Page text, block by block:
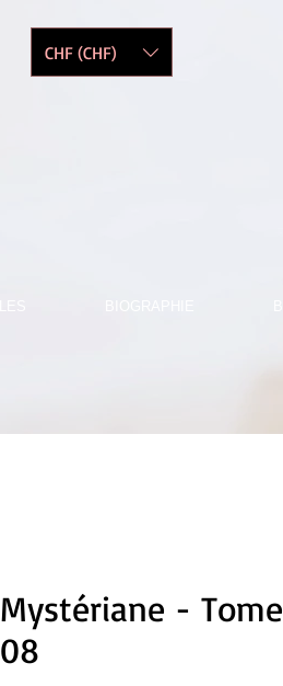
CHF (CHF)
Mystériane - Tome
08